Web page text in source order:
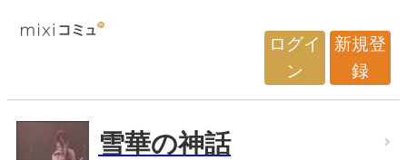
ログイ
ン
新規登
録
雪華の神話